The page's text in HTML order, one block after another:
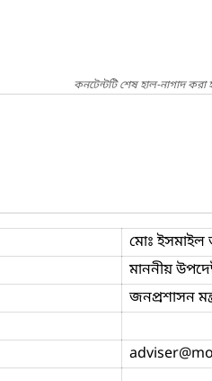
কনটেন্টটি শেষ হাল-নাগাদ
মোঃ ইসমাইল
মাননীয়
জনপ্রশাসন
adviser